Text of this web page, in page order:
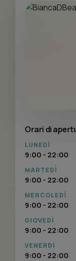
Orari di
LUNEDÌ
9:00 - 22:00
MARTEDÌ
9:00 - 22:00
MERCOLEDÌ
9:00 - 22:00
GIOVEDÌ
9:00 - 22:00
VENERDÌ
9:00 - 22:00